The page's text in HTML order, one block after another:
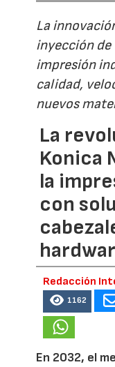
La
inyección
impresión
calidad,
nuevos
La
Konica
la
con
Redacción
1162
En 2032, el